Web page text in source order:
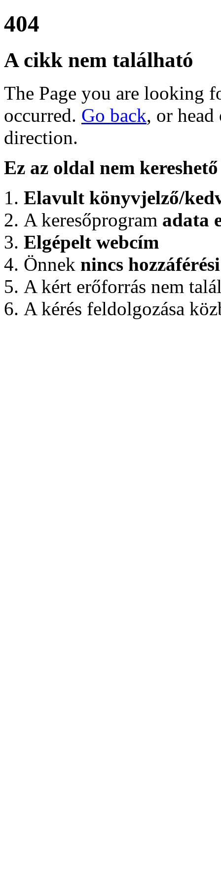
404
A cikk nem található
The Page you are looking
occurred. Go back, or
direction.
Ez az oldal nem
Elavult könyvjelző/
A keresőprogram adata
Elgépelt webcím
Önnek nincs
A kért erőforrás nem
A kérés feldolgozása